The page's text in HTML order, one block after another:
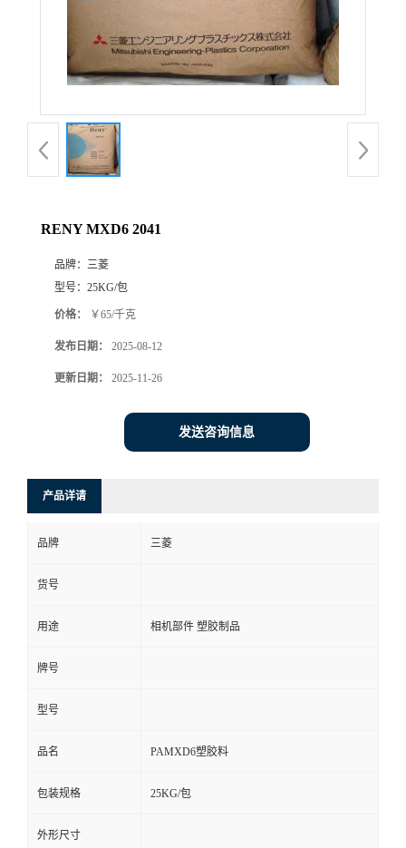
RENY MXD6 2041
品牌： 三菱
型号： 25KG/包
价格： ￥65/千克
发布日期： 2025-08-12
更新日期： 2025-11-26
发送咨询信息
产品详请
品牌 三菱
货号
用途 相机部件 塑胶制品
牌号
型号
品名 PAMXD6塑胶料
包装规格 25KG/包
外形尺寸